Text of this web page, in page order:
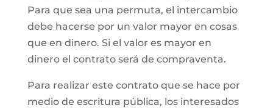
Para que sea una permuta, el intercambio
debe hacerse por un valor mayor en cosas
que en dinero. Si el valor es mayor en
dinero el contrato será de compraventa.
Para realizar este contrato que se hace por
medio de escritura pública, los interesados